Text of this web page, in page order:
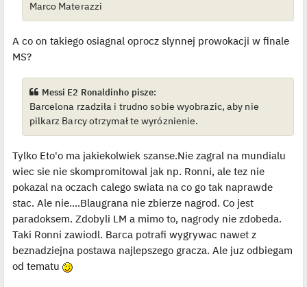
Marco Materazzi
A co on takiego osiagnal oprocz slynnej prowokacji w finale
MS?
Messi E2 Ronaldinho pisze:
Barcelona rzadziła i trudno sobie wyobrazic, aby nie
pilkarz Barcy otrzymał te wyróznienie.
Tylko Eto'o ma jakiekolwiek szanse.Nie zagral na mundialu
wiec sie nie skompromitowal jak np. Ronni, ale tez nie
pokazal na oczach calego swiata na co go tak naprawde
stac. Ale nie....Blaugrana nie zbierze nagrod. Co jest
paradoksem. Zdobyli LM a mimo to, nagrody nie zdobeda.
Taki Ronni zawiodl. Barca potrafi wygrywac nawet z
beznadziejna postawa najlepszego gracza. Ale juz odbiegam
od tematu